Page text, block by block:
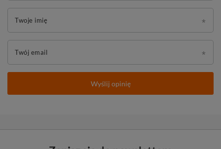
Twoje imię
Twój email
Wyślij opinię